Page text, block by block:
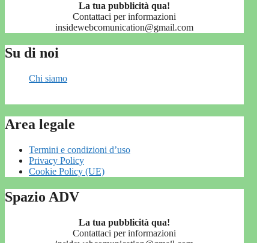
La tua pubblicità qua!
Contattaci per informazioni
insidewebcomunication@gmail.com
Su di noi
Chi siamo
Area legale
Termini e condizioni d’uso
Privacy Policy
Cookie Policy (UE)
Spazio ADV
La tua pubblicità qua!
Contattaci per informazioni